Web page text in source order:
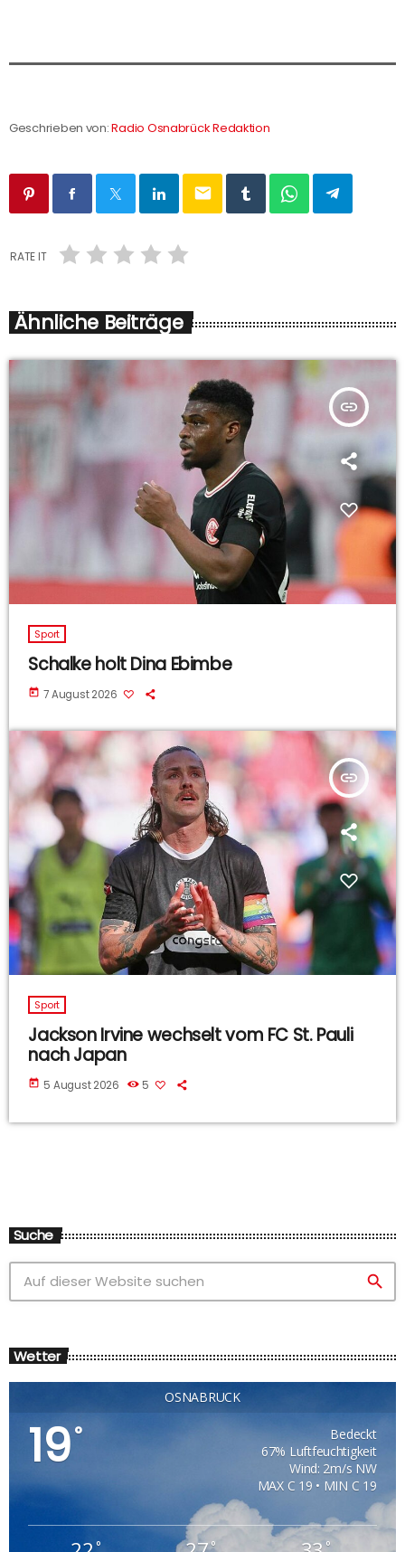
Geschrieben von:Radio Osnabrück Redaktion
email
RATE IT
Ähnliche Beiträge
insert_link
Sport
Schalke holt Dina Ebimbe
today 7 August 2026
insert_link
Sport
Jackson Irvine wechselt vom FC St. Pauli
nach Japan
today 5 August 2026 5
Suche
search
Wetter
OSNABRÜCK
19°
Bedeckt
67% Luftfeuchtigkeit
Wind: 2m/s NW
MAX C 19 • MIN C 19
° ° °